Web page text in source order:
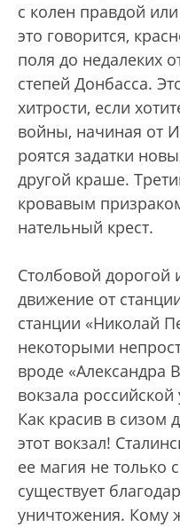
с колен правдой
это говорится,
поля до недалеких
степей Донбасса.
хитрости, если
войны, начиная от
роятся задатки
другой краше.
кровавым
нательный крест.
Столбовой дорогой
движение от
станции «Николай
некоторыми
вроде «Александра
вокзала
Как красив в сизом
этот вокзал!
ее магия не только
существует
уничтожения. Кому